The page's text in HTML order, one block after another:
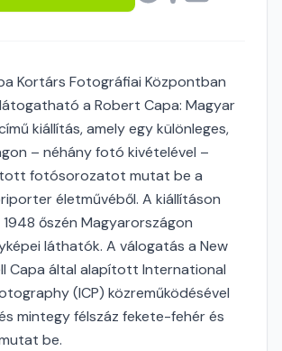
Kortárs Fotográfiai Központban
a Robert Capa: Magyar
kiállítás, amely egy különleges,
– néhány fotó kivételével –
fotósorozatot mutat be a
életművéből. A kiállításon
őszén Magyarországon
láthatók. A válogatás a New
Capa által alapított International
(ICP) közreműködésével
mintegy félszáz fekete-fehér és
be.